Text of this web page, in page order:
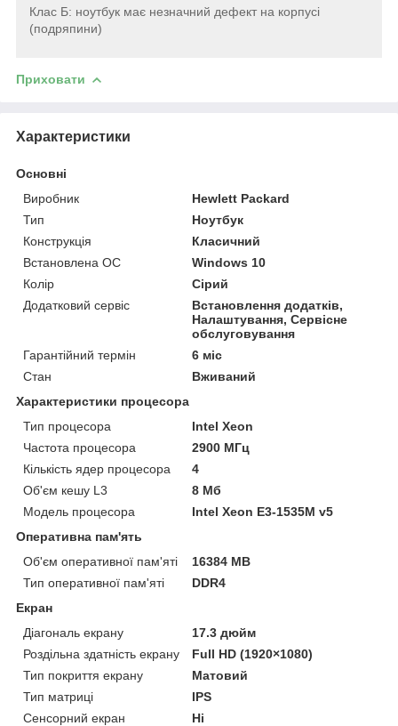
Клас Б: ноутбук має незначний дефект на корпусі
(подряпини)
Приховати
Характеристики
Основні
Виробник
Hewlett Packard
Тип
Ноутбук
Конструкція
Класичний
Встановлена ОС
Windows 10
Колір
Сірий
Додатковий сервіс
Встановлення додатків,
Налаштування, Сервісне
обслуговування
Гарантійний термін
6 міс
Стан
Вживаний
Характеристики процесора
Тип процесора
Intel Xeon
Частота процесора
2900 МГц
Кількість ядер процесора
4
Об'єм кешу L3
8 Мб
Модель процесора
Intel Xeon E3-1535M v5
Оперативна пам'ять
Об'єм оперативної пам'яті
16384 MB
Тип оперативної пам'яті
DDR4
Екран
Діагональ екрану
17.3 дюйм
Роздільна здатність екрану
Full HD (1920×1080)
Тип покриття екрану
Матовий
Тип матриці
IPS
Сенсорний екран
Ні